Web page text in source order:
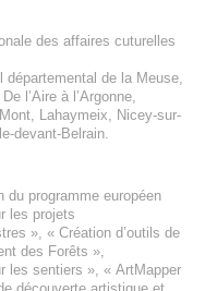
des affaires cuturelles
départemental de la Meuse,
l’Aire à l’Argonne,
, Lahaymeix, Nicey-sur-
devant-Belrain.
programme européen
les projets
», « Création d’outils de
des Forêts »,
les sentiers », « ArtMapper